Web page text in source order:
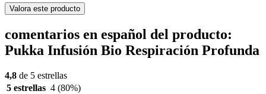
Valora este producto
comentarios en español del producto:
Pukka Infusión Bio Respiración Profunda
4,8 de 5 estrellas
5 estrellas 4 (80%)